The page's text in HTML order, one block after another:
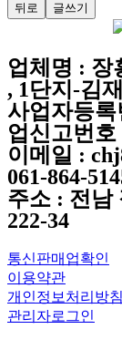
뒤로 글쓰기
업체명 : 장
, 1단지-김
사업자등록
업신고번호
이메일 :
061-864-
주소 : 전남
222-34
통신판매업확인
이용약관
개인정보처리방침
관리자로그인